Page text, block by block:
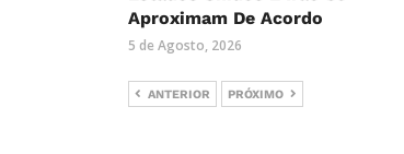
Aproximam De Acordo
5 de Agosto, 2026
ANTERIOR PRÓXIMO